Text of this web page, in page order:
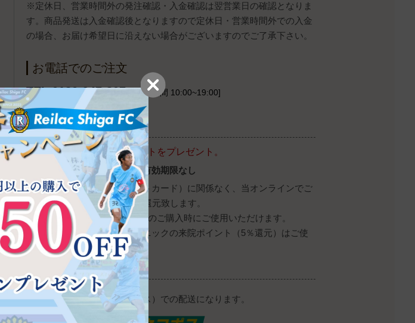
※定休日、営業時間外の発注確認・入金確認は翌営業日の確認となりま
す。商品発送は入金確認後となりますので定休日・営業時間外での入金
の場合、お届け希望日に沿えない場合がございますのでご了承下さい。
お電話でのご注文
TEL 0120-947-807
[受付時間 10:00~19:00]
ポイントについて
初回ご購入時に、500ポイントをプレゼント。
初回特典あり 年会費無料 有効期限なし
決済方法（代引き・クレジットカード）に関係なく、当オンラインでご
購入金額の1～5％をポイント還元致します。
1ポイント＝1円で、2回目以降のご購入時にご使用いただけます。
※麗ビューティー皮フ科クリニックの来院ポイント（5％還元）はご使
用いただけません。
配送・送料について
ヤマト運輸（宅急便・ネコポス）での配送になります。